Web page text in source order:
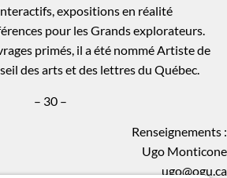
expositions en réalité
pour les Grands explorateurs.
primés, il a été nommé Artiste de
des arts et des lettres du Québec.
– 30 –
Renseignements :
Ugo Monticone
ugo@ogu.ca